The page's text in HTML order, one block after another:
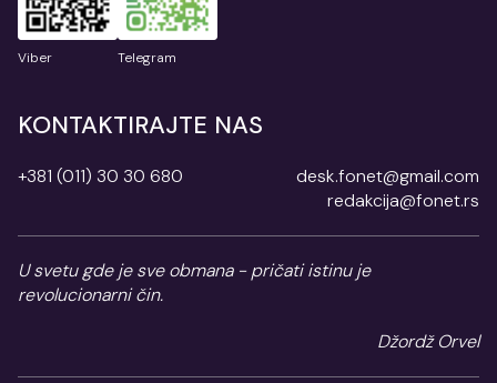
Viber Telegram
KONTAKTIRAJTE NAS
+381 (011) 30 30 680
desk.fonet@gmail.com
redakcija@fonet.rs
U svetu gde je sve obmana - pričati istinu je
revolucionarni čin.
Džordž Orvel